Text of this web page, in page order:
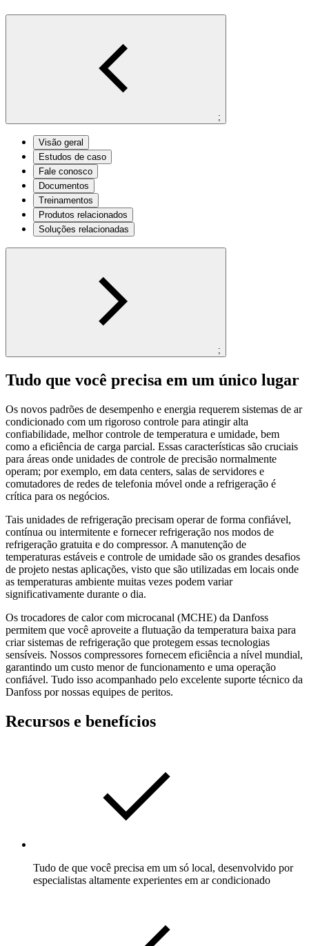
;
Visão geral
Estudos de caso
Fale conosco
Documentos
Treinamentos
Produtos relacionados
Soluções relacionadas
;
Tudo que você precisa em um único lugar
Os novos padrões de desempenho e energia requerem sistemas de ar
condicionado com um rigoroso controle para atingir alta
confiabilidade, melhor controle de temperatura e umidade, bem
como a eficiência de carga parcial. Essas características são cruciais
para áreas onde unidades de controle de precisão normalmente
operam; por exemplo, em data centers, salas de servidores e
comutadores de redes de telefonia móvel onde a refrigeração é
crítica para os negócios.
Tais unidades de refrigeração precisam operar de forma confiável,
contínua ou intermitente e fornecer refrigeração nos modos de
refrigeração gratuita e do compressor. A manutenção de
temperaturas estáveis e controle de umidade são os grandes desafios
de projeto nestas aplicações, visto que são utilizadas em locais onde
as temperaturas ambiente muitas vezes podem variar
significativamente durante o dia.
Os trocadores de calor com microcanal (MCHE) da Danfoss
permitem que você aproveite a flutuação da temperatura baixa para
criar sistemas de refrigeração que protegem essas tecnologias
sensíveis. Nossos compressores fornecem eficiência a nível mundial,
garantindo um custo menor de funcionamento e uma operação
confiável. Tudo isso acompanhado pelo excelente suporte técnico da
Danfoss por nossas equipes de peritos.
Recursos e benefícios
Tudo de que você precisa em um só local, desenvolvido por
especialistas altamente experientes em ar condicionado